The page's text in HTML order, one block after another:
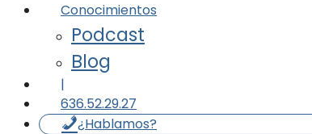
Conocimientos
Podcast
Blog
|
636.52.29.27
¿Hablamos?